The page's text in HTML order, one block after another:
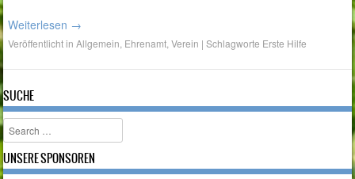
Weiterlesen →
Veröffentlicht inAllgemein Ehrenamt ,Verein |Schlagworte Erste Hilfe
SUCHE
Search
UNSERE SPONSOREN